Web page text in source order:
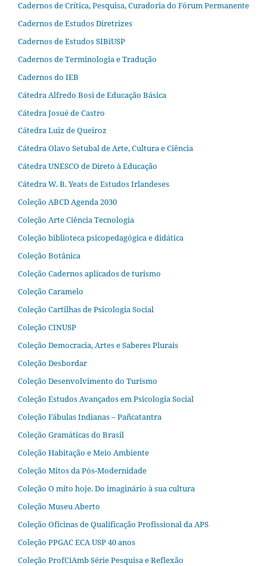
Cadernos de Crítica, Pesquisa, Curadoria do Fórum Permanente
Cadernos de Estudos Diretrizes
Cadernos de Estudos SIBiUSP
Cadernos de Terminologia e Tradução
Cadernos do IEB
Cátedra Alfredo Bosi de Educação Básica
Cátedra Josué de Castro
Cátedra Luiz de Queiroz
Cátedra Olavo Setubal de Arte, Cultura e Ciência
Cátedra UNESCO de Direto à Educação
Cátedra W. B. Yeats de Estudos Irlandeses
Coleção ABCD Agenda 2030
Coleção Arte Ciência Tecnologia
Coleção biblioteca psicopedagógica e didática
Coleção Botânica
Coleção Cadernos aplicados de turismo
Coleção Caramelo
Coleção Cartilhas de Psicologia Social
Coleção CINUSP
Coleção Democracia, Artes e Saberes Plurais
Coleção Desbordar
Coleção Desenvolvimento do Turismo
Coleção Estudos Avançados em Psicologia Social
Coleção Fábulas Indianas – Pañcatantra
Coleção Gramáticas do Brasil
Coleção Habitação e Meio Ambiente
Coleção Mitos da Pós-Modernidade
Coleção O mito hoje. Do imaginário à sua cultura
Coleção Museu Aberto
Coleção Oficinas de Qualificação Profissional da APS
Coleção PPGAC ECA USP 40 anos
Coleção ProfCiAmb Série Pesquisa e Reflexão